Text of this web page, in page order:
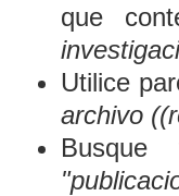
que
Utilice
archivo
Busque